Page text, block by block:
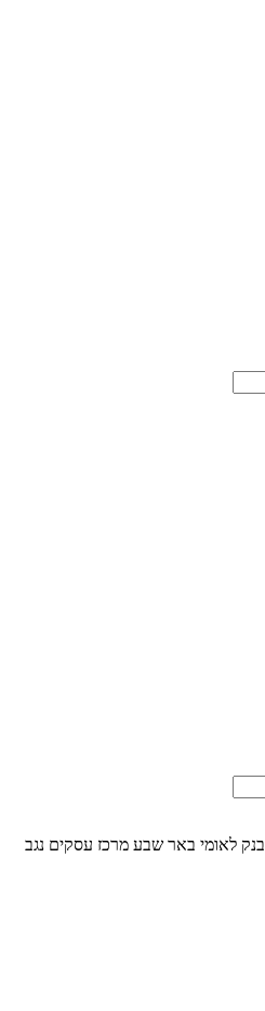
בנק לאומי באר שבע מרכז עסקים נגב